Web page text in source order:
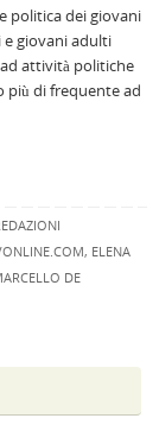
politica dei giovani
e giovani adulti
attività politiche
più di frequente ad
, ELENA
DE